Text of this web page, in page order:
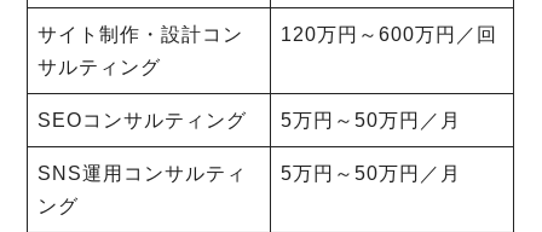
サイト制作・設計コン
サルティング
120万円～600万円／回
SEOコンサルティング 5万円～50万円／月
SNS運用コンサルティ
ング
5万円～50万円／月